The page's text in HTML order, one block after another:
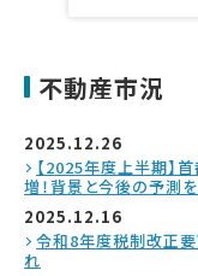
不動産市況
2025.12.26
【2025年度上半期】
増！背景と今後の予測
2025.12.16
令和8年度税制改正
れ